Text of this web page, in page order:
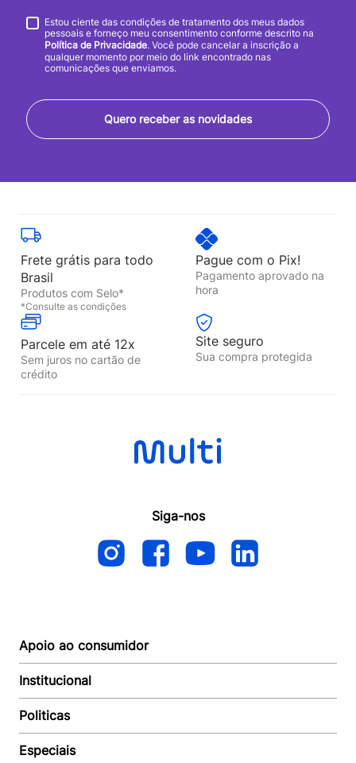
Quero receber as novidades
Estou ciente das condições de tratamento dos meus dados
pessoais e forneço meu consentimento conforme descrito na
Política de Privacidade. Você pode cancelar a inscrição a
qualquer momento por meio do link encontrado nas
comunicações que enviamos.
Frete grátis para todo
Brasil
Produtos com Selo*
*Consulte as condições
Pague com o Pix!
Pagamento aprovado na
hora
Parcele em até 12x
Sem juros no cartão de
crédito
Site seguro
Sua compra protegida
Siga-nos
Apoio ao consumidor
Autoatendimento
Suporte e reparo
Acompanhar Entrega
Baixe o APP
Institucional
Quem somos
Revendedor
Seja um Revendedor
Politicas
Política de Entrega
Especiais